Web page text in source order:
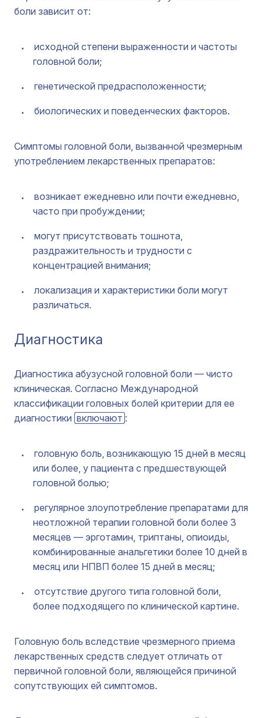
боли зависит от:
исходной степени выраженности и частоты
головной боли;
генетической предрасположенности;
биологических и поведенческих факторов.
Симптомы головной боли, вызванной чрезмерным
употреблением лекарственных препаратов:
возникает ежедневно или почти ежедневно,
часто при пробуждении;
могут присутствовать тошнота,
раздражительность и трудности с
концентрацией внимания;
локализация и характеристики боли могут
различаться.
Диагностика
Диагностика абузусной головной боли — чисто
клиническая. Согласно Международной
классификации головных болей критерии для ее
диагностики включают :
головную боль, возникающую 15 дней в месяц
или более, у пациента с предшествующей
головной болью;
регулярное злоупотребление препаратами для
неотложной терапии головной боли более 3
месяцев — эрготамин, триптаны, опиоиды,
комбинированные анальгетики более 10 дней в
месяц или НПВП более 15 дней в месяц;
отсутствие другого типа головной боли,
более подходящего по клинической картине.
Головную боль вследствие чрезмерного приема
лекарственных средств следует отличать от
первичной головной боли, являющейся причиной
сопутствующих ей симптомов.